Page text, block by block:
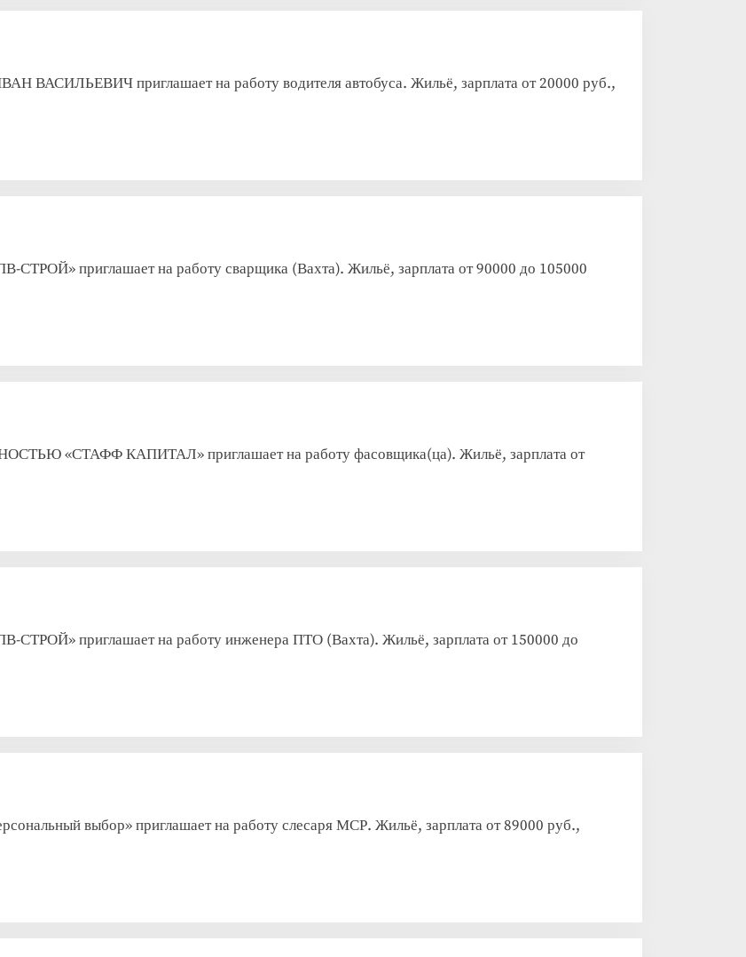
ВАСИЛЬЕВИЧ приглашает на работу водителя автобуса. Жильё, зарплата от 20000 руб.,
СТРОЙ» приглашает на работу сварщика (Вахта). Жильё, зарплата от 90000 до 105000
«СТАФФ КАПИТАЛ» приглашает на работу фасовщика(ца). Жильё, зарплата от
СТРОЙ» приглашает на работу инженера ПТО (Вахта). Жильё, зарплата от 150000 до
выбор» приглашает на работу слесаря МСР. Жильё, зарплата от 89000 руб.,